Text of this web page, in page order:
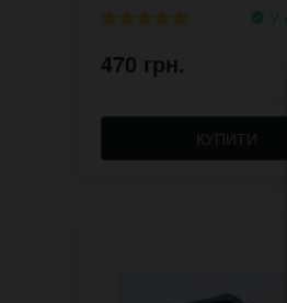
У
470 грн.
КУПИТИ